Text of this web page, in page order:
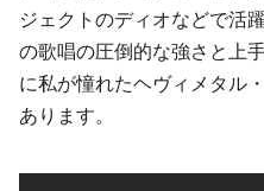
ジェクトのディオなどで活
の歌唱の圧倒的な強さと上
に私が憧れたヘヴィメタル
あります。